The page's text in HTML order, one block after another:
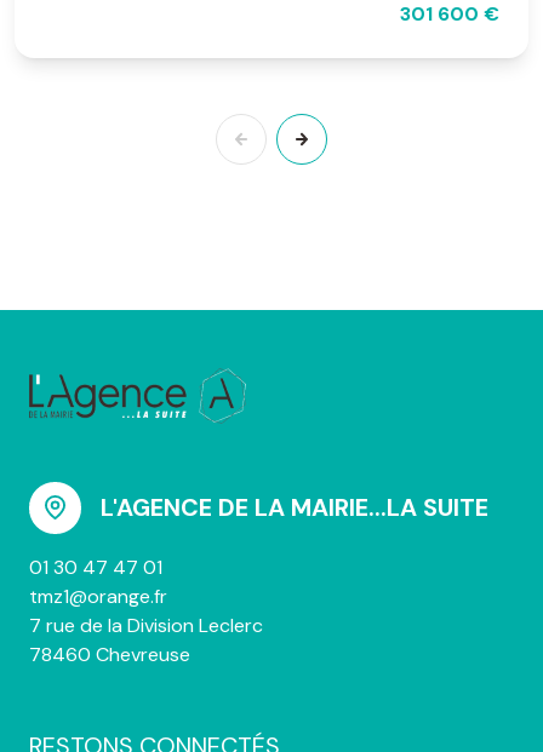
301 600 €
L'AGENCE DE LA MAIRIE...LA SUITE
01 30 47 47 01
tmz1@orange.fr
7 rue de la Division Leclerc
78460 Chevreuse